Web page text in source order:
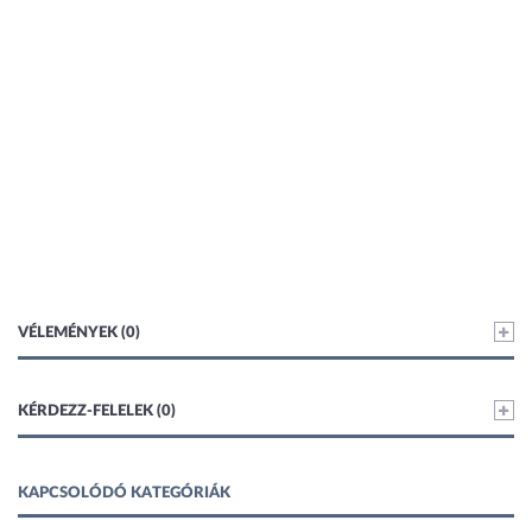
VÉLEMÉNYEK (0)
KÉRDEZZ-FELELEK (0)
KAPCSOLÓDÓ KATEGÓRIÁK